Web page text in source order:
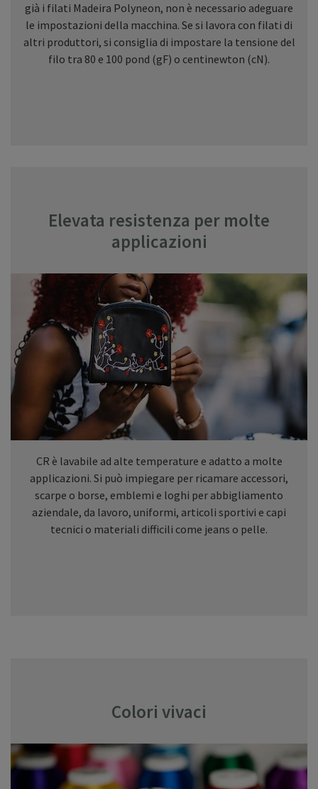
già i filati Madeira Polyneon, non è necessario adeguare
le impostazioni della macchina. Se si lavora con filati di
altri produttori, si consiglia di impostare la tensione del
filo tra 80 e 100 pond (gF) o centinewton (cN).
Elevata resistenza per molte
applicazioni
CR è lavabile ad alte temperature e adatto a molte
applicazioni. Si può impiegare per ricamare accessori,
scarpe o borse, emblemi e loghi per abbigliamento
aziendale, da lavoro, uniformi, articoli sportivi e capi
tecnici o materiali difficili come jeans o pelle.
Colori vivaci